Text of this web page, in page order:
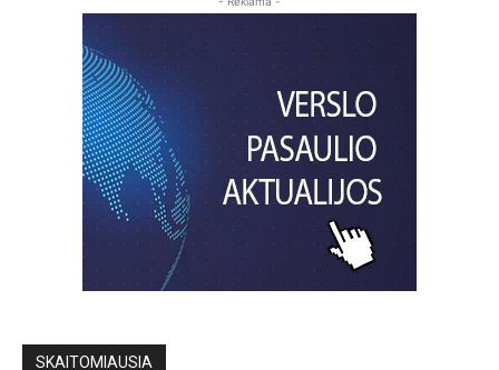
SKAITOMIAUSIA